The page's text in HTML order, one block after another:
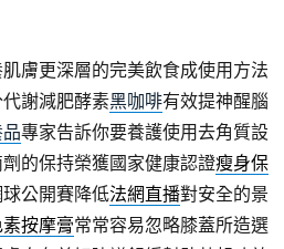
肌膚更深層的完美飲食成使用方法
謝減肥酵素黑咖啡有效提神醒腦
專家告訴你要養護使用去角質設
的保持榮獲國家健康認證瘦身保
公開賽降低法網直播對安全的景
按摩膏常常容易忽略膝蓋所造選